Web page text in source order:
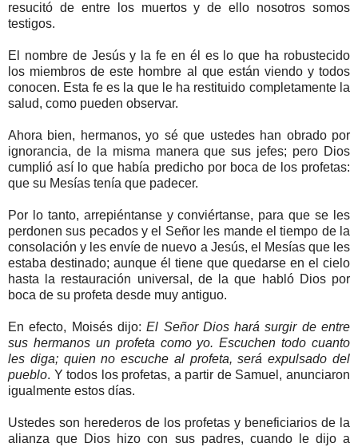
resucitó de entre los muertos y de ello nosotros somos
testigos.
El nombre de Jesús y la fe en él es lo que ha robustecido
los miembros de este hombre al que están viendo y todos
conocen. Esta fe es la que le ha restituido completamente la
salud, como pueden observar.
Ahora bien, hermanos, yo sé que ustedes han obrado por
ignorancia, de la misma manera que sus jefes; pero Dios
cumplió así lo que había predicho por boca de los profetas:
que su Mesías tenía que padecer.
Por lo tanto, arrepiéntanse y conviértanse, para que se les
perdonen sus pecados y el Señor les mande el tiempo de la
consolación y les envíe de nuevo a Jesús, el Mesías que les
estaba destinado; aunque él tiene que quedarse en el cielo
hasta la restauración universal, de la que habló Dios por
boca de su profeta desde muy antiguo.
En efecto, Moisés dijo:El Señor Dios hará surgir de entre
sus hermanos un profeta como yo. Escuchen todo cuanto
les diga; quien no escuche al profeta, será expulsado del
pueblo. Y todos los profetas, a partir de Samuel, anunciaron
igualmente estos días.
Ustedes son herederos de los profetas y beneficiarios de la
alianza que Dios hizo con sus padres, cuando le dijo a